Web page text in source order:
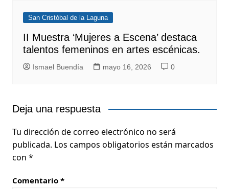
San Cristóbal de la Laguna
II Muestra ‘Mujeres a Escena’ destaca
talentos femeninos en artes escénicas.
Ismael Buendía mayo 16, 2026 0
Deja una respuesta
Tu dirección de correo electrónico no será
publicada. Los campos obligatorios están marcados
con *
Comentario *